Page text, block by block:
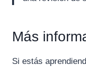
Más
Si estás